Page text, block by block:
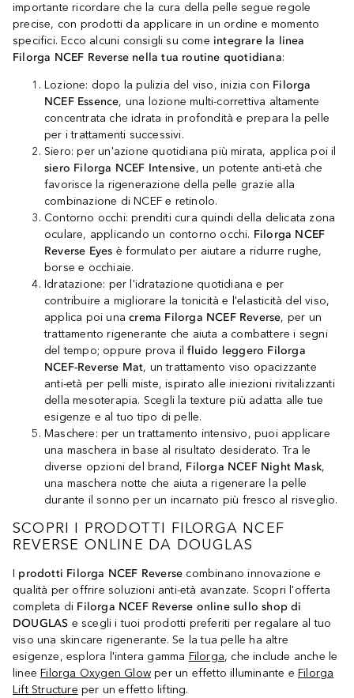
importante ricordare che la cura della pelle segue regole
precise, con prodotti da applicare in un ordine e momento
specifici. Ecco alcuni consigli su come integrare la linea
Filorga NCEF Reverse nella tua routine quotidiana:
Lozione: dopo la pulizia del viso, inizia con Filorga
NCEF Essence, una lozione multi-correttiva altamente
concentrata che idrata in profondità e prepara la pelle
per i trattamenti successivi.
Siero: per un'azione quotidiana più mirata, applica poi il
siero Filorga NCEF Intensive, un potente anti-età che
favorisce la rigenerazione della pelle grazie alla
combinazione di NCEF e retinolo.
Contorno occhi: prenditi cura quindi della delicata zona
oculare, applicando un contorno occhi. Filorga NCEF
Reverse Eyes è formulato per aiutare a ridurre rughe,
borse e occhiaie.
Idratazione: per l'idratazione quotidiana e per
contribuire a migliorare la tonicità e l'elasticità del viso,
applica poi unacrema Filorga NCEF Reverse, per un
trattamento rigenerante che aiuta a combattere i segni
del tempo; oppure prova ilfluido leggero Filorga
NCEF-Reverse Mat, un trattamento viso opacizzante
anti-età per pelli miste, ispirato alle iniezioni rivitalizzanti
della mesoterapia. Scegli la texture più adatta alle tue
esigenze e al tuo tipo di pelle.
Maschere: per un trattamento intensivo, puoi applicare
una maschera in base al risultato desiderato. Tra le
diverse opzioni del brand, Filorga NCEF Night Mask,
una maschera notte che aiuta a rigenerare la pelle
durante il sonno per un incarnato più fresco al risveglio.
SCOPRI I PRODOTTI FILORGA NCEF
REVERSE ONLINE DA DOUGLAS
I prodotti Filorga NCEF Reverse combinano innovazione e
qualità per offrire soluzioni anti-età avanzate. Scopri l'offerta
completa di Filorga NCEF Reverse online sullo shop di
DOUGLAS e scegli i tuoi prodotti preferiti per regalare al tuo
viso una skincare rigenerante. Se la tua pelle ha altre
esigenze, esplora l'intera gamma Filorga, che include anche le
lineeFilorga Oxygen Glow per un effetto illuminante eFilorga
Lift Structure per un effetto lifting.